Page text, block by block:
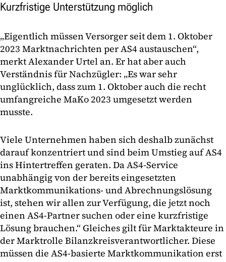
Kurzfristige Unterstützung möglich
„Eigentlich müssen Versorger seit dem 1. Oktober
2023 Marktnachrichten per AS4 austauschen“,
merkt Alexander Urtel an. Er hat aber auch
Verständnis für Nachzügler: „Es war sehr
unglücklich, dass zum 1. Oktober auch die recht
umfangreiche MaKo 2023 umgesetzt werden
musste.
Viele Unternehmen haben sich deshalb zunächst
darauf konzentriert und sind beim Umstieg auf AS4
ins Hintertreffen geraten. Da AS4-Service
unabhängig von der bereits eingesetzten
Marktkommunikations- und Abrechnungslösung
ist, stehen wir allen zur Verfügung, die jetzt noch
einen AS4-Partner suchen oder eine kurzfristige
Lösung brauchen.“ Gleiches gilt für Marktakteure in
der Marktrolle Bilanzkreisverantwortlicher. Diese
müssen die AS4-basierte Marktkommunikation erst